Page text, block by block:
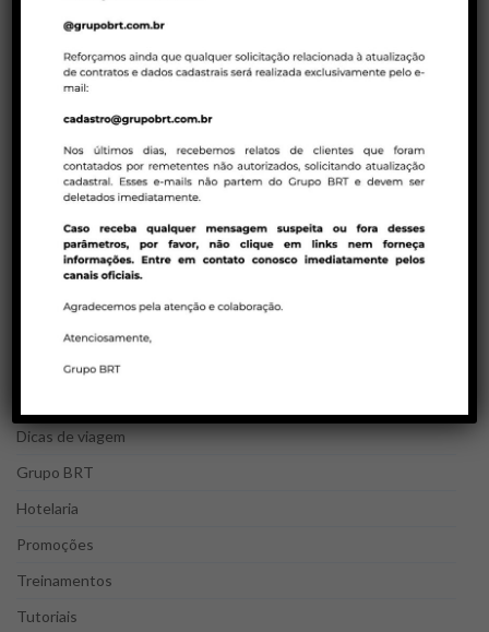
Política de ADMs Latam para reservas em
duplicidades
CATEGORIAS DO BLOG
Agentes de viagens
Bloqueios Egito
BRT Consolidadora
Companhias aéreas
Dicas de viagem
Grupo BRT
Hotelaria
Promoções
Treinamentos
Tutoriais